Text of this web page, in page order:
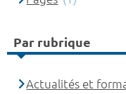
Par rubrique
Actualités et